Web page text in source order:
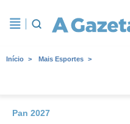
Início Mais Esportes
Pan 2027